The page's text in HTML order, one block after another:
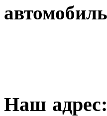
Наш адрес: